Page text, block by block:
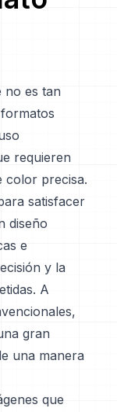
no es tan
requieren
color precisa.
satisfacer
diseño
e
y la
A
gran
una manera
que